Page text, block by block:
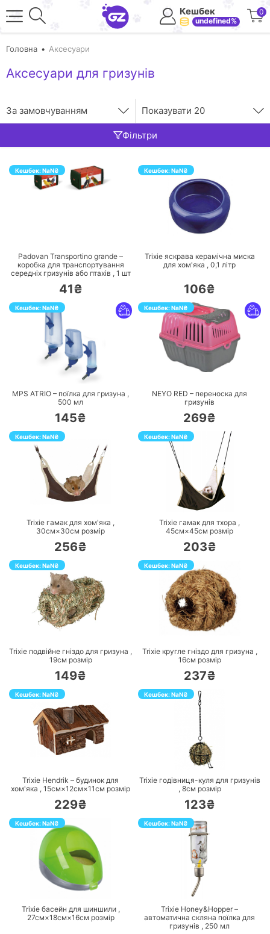
Кешбек
undefined%
0
Головна Аксесуари
Аксесуари для гризунів
За замовчуванням Показувати 20
Фільтри
Кешбек:NaN₴
Padovan Transportino grande –
коробка для транспортування
середніх гризунів або птахів , 1 шт
41₴
Кешбек:NaN₴
ПЕРЕЙТИ
Trixie яскрава керамічна миска
для хом'яка , 0,1 літр
106₴
Кешбек:NaN₴
ПЕРЕЙТИ
MPS ATRIO – поїлка для гризуна ,
500 мл
145₴
Кешбек:NaN₴
ПЕРЕЙТИ
NEYO RED – переноска для
гризунів
269₴
Кешбек:NaN₴
ПЕРЕЙТИ
Trixie гамак для хом'яка ,
30см×30см розмір
256₴
Кешбек:NaN₴
ПЕРЕЙТИ
Trixie гамак для тхора ,
45см×45см розмір
203₴
Кешбек:NaN₴
ПЕРЕЙТИ
Trixie подвійне гніздо для гризуна ,
19см розмір
149₴
Кешбек:NaN₴
ПЕРЕЙТИ
Trixie кругле гніздо для гризуна ,
16см розмір
237₴
Кешбек:NaN₴
ПЕРЕЙТИ
Trixie Hendrik – будинок для
хом'яка , 15см×12см×11см розмір
229₴
Кешбек:NaN₴
ПЕРЕЙТИ
Trixie годівниця-куля для гризунів
, 8см розмір
123₴
Кешбек:NaN₴
ПЕРЕЙТИ
Trixie басейн для шиншили ,
27см×18см×16см розмір
Кешбек:NaN₴
ПЕРЕЙТИ
Trixie Honey&Hopper –
автоматична скляна поїлка для
гризунів , 250 мл